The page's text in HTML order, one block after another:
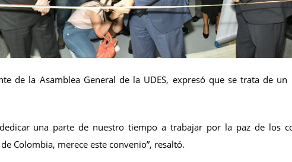
de la Asamblea General de la UDES, expresó que se trata de
una parte de nuestro tiempo a trabajar por la paz de los
Colombia, merece este convenio”, resaltó.